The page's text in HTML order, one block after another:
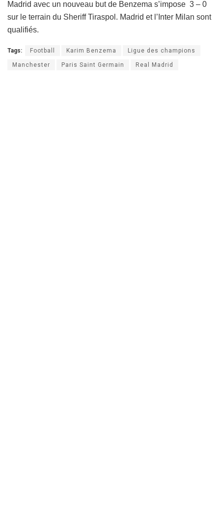
Madrid avec un nouveau but de Benzema s’impose 3 – 0
sur le terrain du Sheriff Tiraspol. Madrid et l’Inter Milan sont
qualifiés.
Tags: Football Karim Benzema Ligue des champions
Manchester Paris Saint Germain Real Madrid